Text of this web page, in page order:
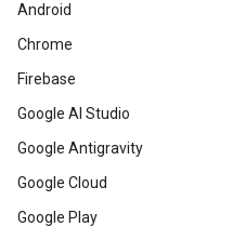
Android
Chrome
Firebase
Google AI Studio
Google Antigravity
Google Cloud
Google Play